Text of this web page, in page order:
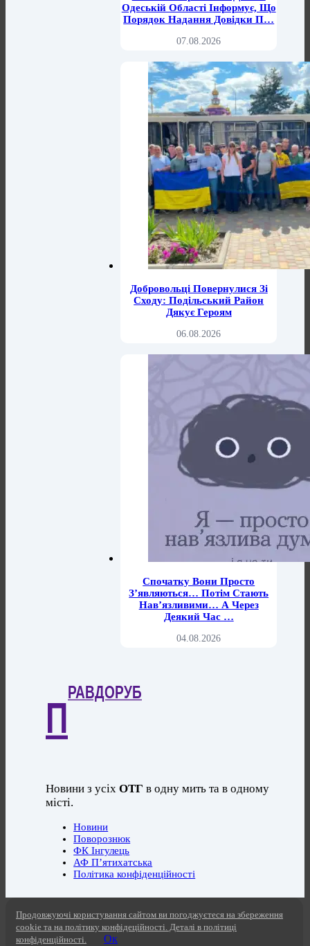
Одеській Області Інформує, Що
Порядок Надання Довідки П…
07.08.2026
Добровольці Повернулися Зі
Сходу: Подільський Район
Дякує Героям
06.08.2026
Спочатку Вони Просто
З’являються… Потім Стають
Нав’язливими… А Через
Деякий Час …
04.08.2026
П
РАВДОРУБ
Новини з усіхОТГ в одну мить та в одному
місті.
Новини
Поворознюк
ФК Інгулець
АФ П’ятихатська
Політика конфіденційності
Продовжуючі користування сайтом ви погоджуєтеся на збереження
cookie та на політику конфідеційності. Деталі в політиці
конфіденційності.
Ок